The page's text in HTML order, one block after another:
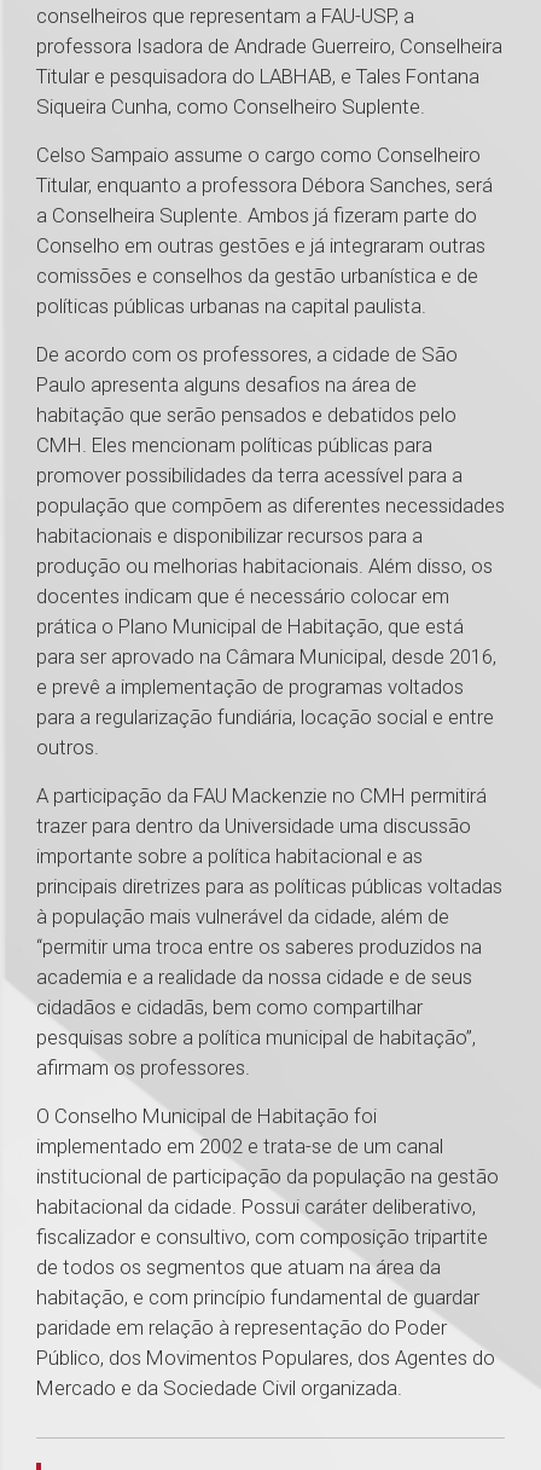
conselheiros que representam a FAU-USP, a
professora Isadora de Andrade Guerreiro, Conselheira
Titular e pesquisadora do LABHAB, e Tales Fontana
Siqueira Cunha, como Conselheiro Suplente.
Celso Sampaio assume o cargo como Conselheiro
Titular, enquanto a professora Débora Sanches, será
a Conselheira Suplente. Ambos já fizeram parte do
Conselho em outras gestões e já integraram outras
comissões e conselhos da gestão urbanística e de
políticas públicas urbanas na capital paulista.
De acordo com os professores, a cidade de São
Paulo apresenta alguns desafios na área de
habitação que serão pensados e debatidos pelo
CMH. Eles mencionam políticas públicas para
promover possibilidades da terra acessível para a
população que compõem as diferentes necessidades
habitacionais e disponibilizar recursos para a
produção ou melhorias habitacionais. Além disso, os
docentes indicam que é necessário colocar em
prática o Plano Municipal de Habitação, que está
para ser aprovado na Câmara Municipal, desde 2016,
e prevê a implementação de programas voltados
para a regularização fundiária, locação social e entre
outros.
A participação da FAU Mackenzie no CMH permitirá
trazer para dentro da Universidade uma discussão
importante sobre a política habitacional e as
principais diretrizes para as políticas públicas voltadas
à população mais vulnerável da cidade, além de
“permitir uma troca entre os saberes produzidos na
academia e a realidade da nossa cidade e de seus
cidadãos e cidadãs, bem como compartilhar
pesquisas sobre a política municipal de habitação”,
afirmam os professores.
O Conselho Municipal de Habitação foi
implementado em 2002 e trata-se de um canal
institucional de participação da população na gestão
habitacional da cidade. Possui caráter deliberativo,
fiscalizador e consultivo, com composição tripartite
de todos os segmentos que atuam na área da
habitação, e com princípio fundamental de guardar
paridade em relação à representação do Poder
Público, dos Movimentos Populares, dos Agentes do
Mercado e da Sociedade Civil organizada.
1